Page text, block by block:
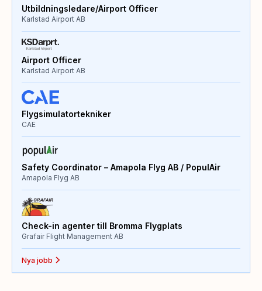
Utbildningsledare/Airport Officer
Karlstad Airport AB
Airport Officer
Karlstad Airport AB
Flygsimulatortekniker
CAE
Safety Coordinator – Amapola Flyg AB / PopulAir
Amapola Flyg AB
Check-in agenter till Bromma Flygplats
Grafair Flight Management AB
Nya jobb